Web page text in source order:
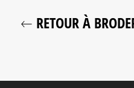
RETOUR À